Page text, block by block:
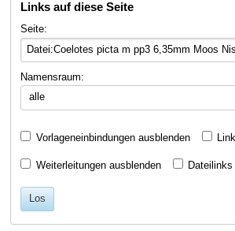
Navigation
Suche
Links auf diese Seite
Seite:
Namensraum:
alle
Vorlageneinbindungen ausblenden
Weiterleitungen ausblenden
Los